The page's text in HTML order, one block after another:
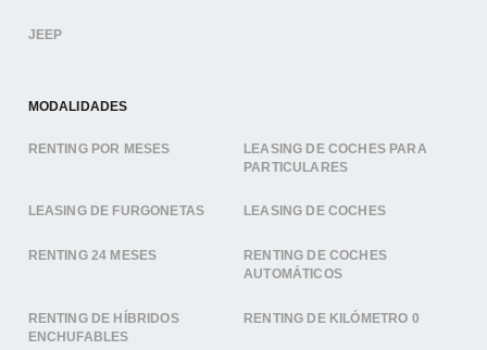
JEEP
MODALIDADES
RENTING POR MESES
LEASING DE COCHES PARA
PARTICULARES
LEASING DE FURGONETAS LEASING DE COCHES
RENTING 24 MESES
RENTING DE COCHES
AUTOMÁTICOS
RENTING DE HÍBRIDOS
ENCHUFABLES
RENTING DE KILÓMETRO 0